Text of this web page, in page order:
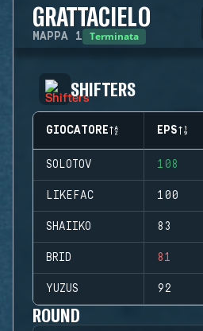
GRATTACIELO
MAPPA 1 Terminata
SHIFTERS
GIOCATORE EPS
SOLOTOV 108
LIKEFAC 100
SHAIIKO 83
BRID 81
YUZUS 92
ROUND